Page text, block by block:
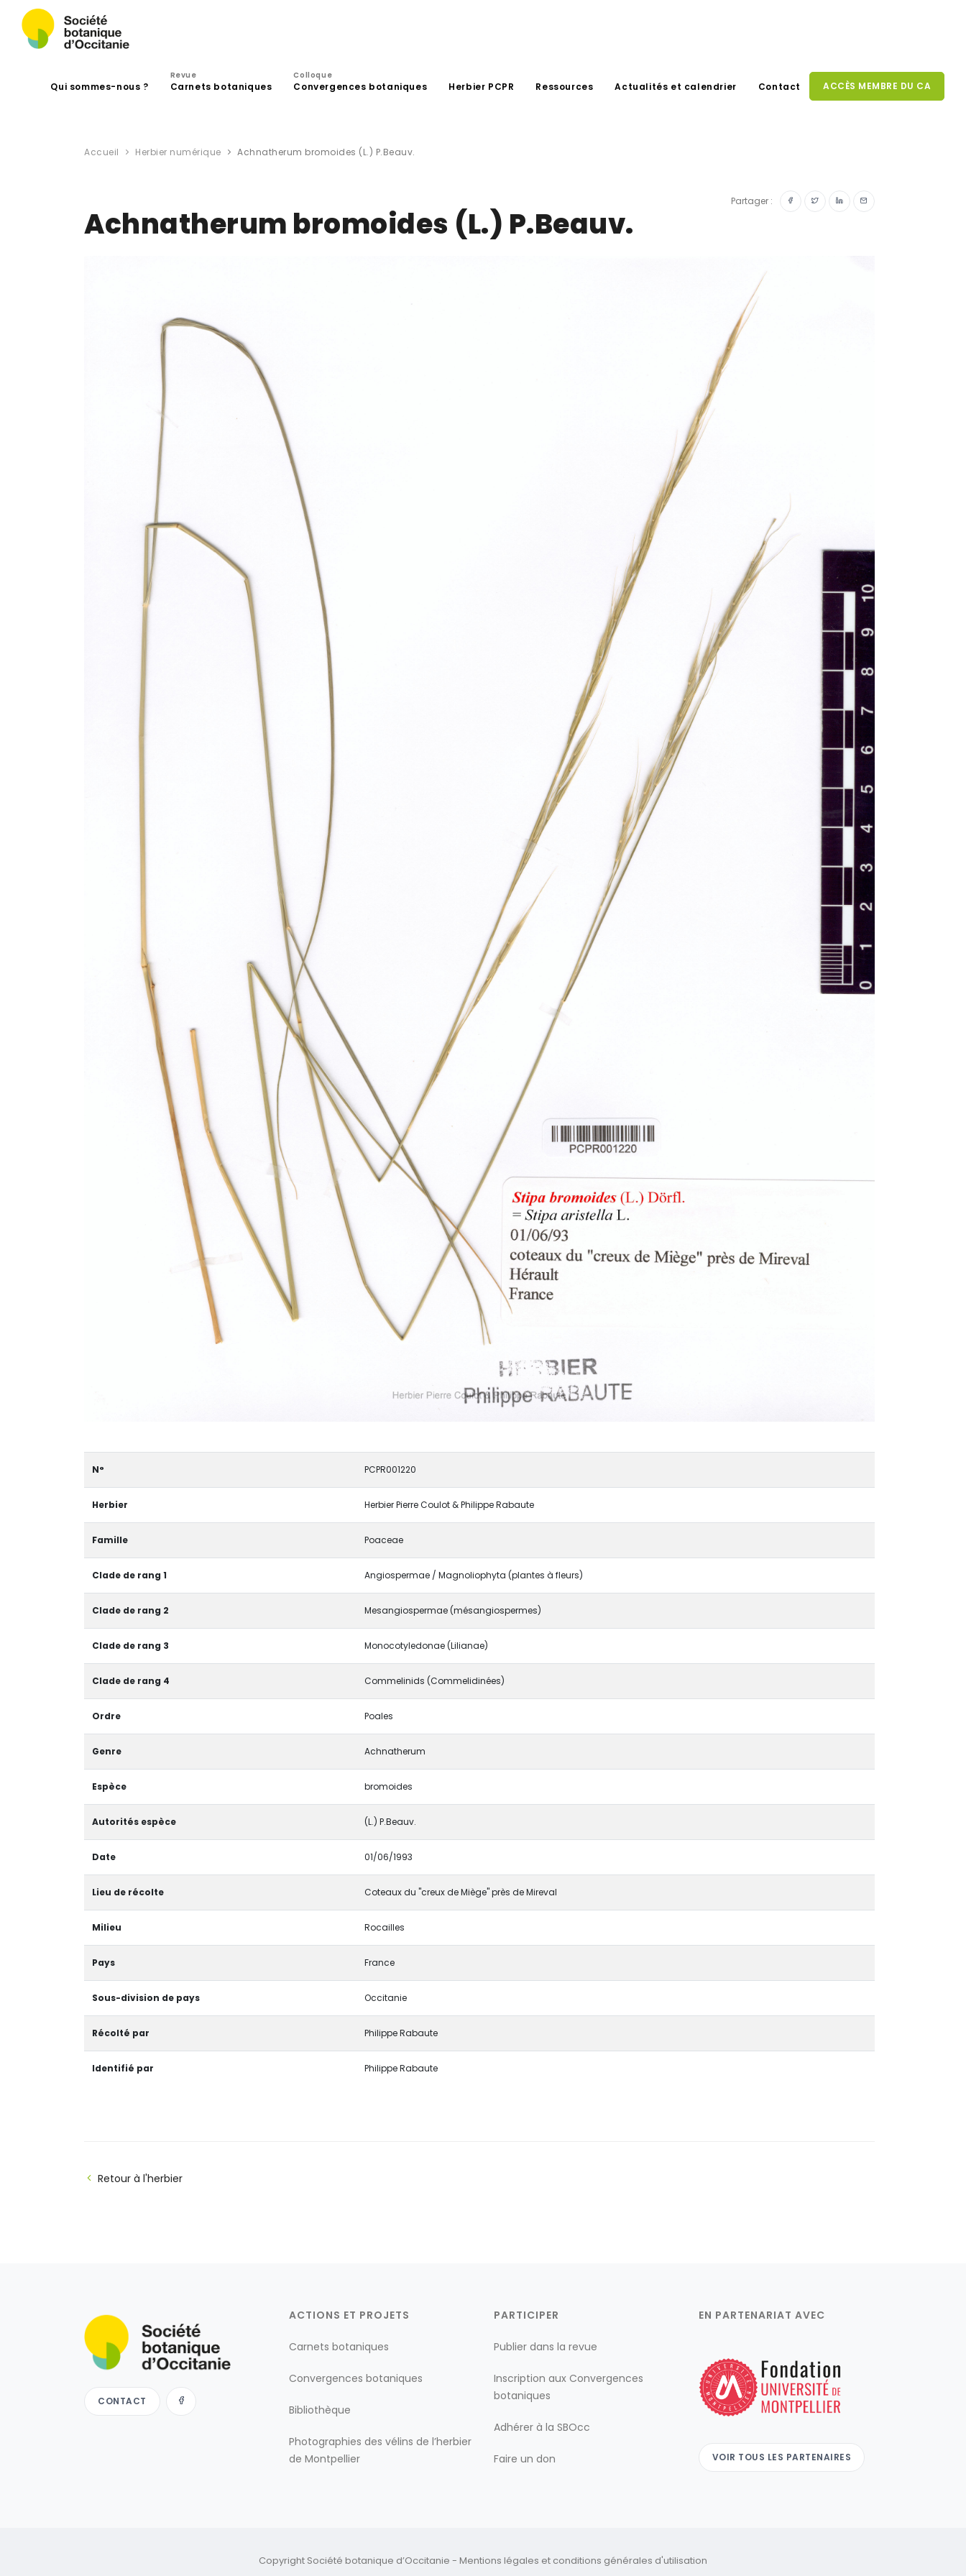
Qui sommes-nous ?
Revue
Carnets botaniques
Colloque
Convergences botaniques Herbier PCPR Ressources Actualités et calendrier Contact ACCÈS MEMBRE DU CA
Accueil Herbier numérique Achnatherum bromoides (L.) P.Beauv.
Partager :
Achnatherum bromoides (L.) P.Beauv.
N° PCPR001220
Herbier Herbier Pierre Coulot & Philippe Rabaute
Famille Poaceae
Clade de rang 1 Angiospermae / Magnoliophyta (plantes à fleurs)
Clade de rang 2 Mesangiospermae (mésangiospermes)
Clade de rang 3 Monocotyledonae (Lilianae)
Clade de rang 4 Commelinids (Commelidinées)
Ordre Poales
Genre Achnatherum
Espèce bromoides
Autorités espèce (L.) P.Beauv.
Date 01/06/1993
Lieu de récolte Coteaux du "creux de Miège" près de Mireval
Milieu Rocailles
Pays France
Sous-division de pays Occitanie
Récolté par Philippe Rabaute
Identifié par Philippe Rabaute
Retour à l'herbier
CONTACT
ACTIONS ET PROJETS
Carnets botaniques
Convergences botaniques
Bibliothèque
Photographies des vélins de l’herbier
de Montpellier
PARTICIPER
Publier dans la revue
Inscription aux Convergences
botaniques
Adhérer à la SBOcc
Faire un don
EN PARTENARIAT AVEC
VOIR TOUS LES PARTENAIRES
Copyright Société botanique d’Occitanie - Mentions légales et conditions générales d'utilisation